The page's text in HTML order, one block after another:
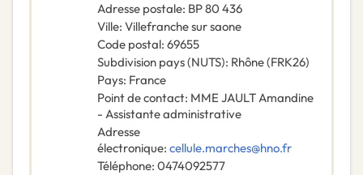
Adresse postale: BP 80 436
Ville: Villefranche sur saone
Code postal: 69655
Subdivision pays (NUTS): Rhône(FRK26)
Pays: France
Point de contact: MME JAULT Amandine
- Assistante administrative
Adresse
électronique: cellule.marches@hno.fr
Téléphone: 0474092577